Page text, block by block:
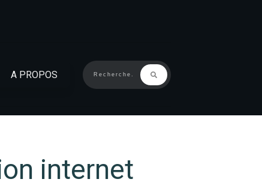
A PROPOS
internet